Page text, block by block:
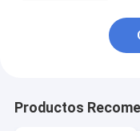
Productos